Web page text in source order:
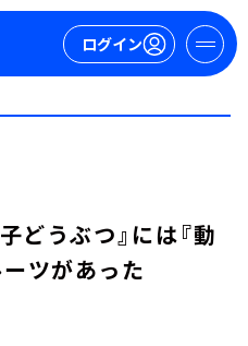
ログイン
どうぶつ』には『動
ツがあった